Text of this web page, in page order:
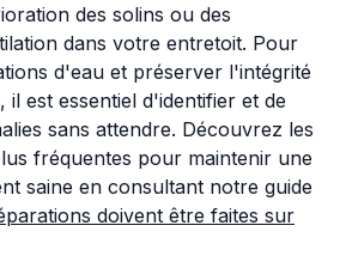
des solins ou des
dans votre entretoit. Pour
d'eau et préserver l'intégrité
est essentiel d'identifier et de
sans attendre. Découvrez les
fréquentes pour maintenir une
saine en consultant notre guide
doivent être faites sur